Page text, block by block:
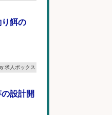
餌の
求人ボックス
設計開